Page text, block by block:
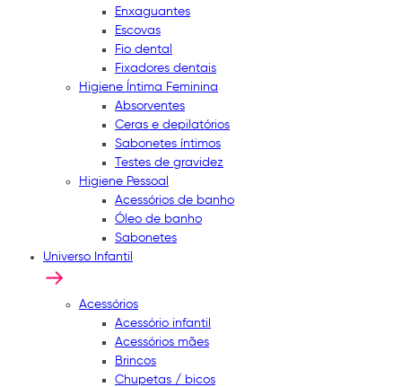
Enxaguantes
Escovas
Fio dental
Fixadores dentais
Higiene Íntima Feminina
Absorventes
Ceras e depilatórios
Sabonetes íntimos
Testes de gravidez
Higiene Pessoal
Acessórios de banho
Óleo de banho
Sabonetes
Universo Infantil
Acessórios
Acessório infantil
Acessórios mães
Brincos
Chupetas / bicos